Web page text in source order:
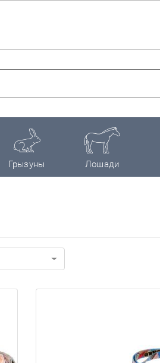
Грызуны Лошади